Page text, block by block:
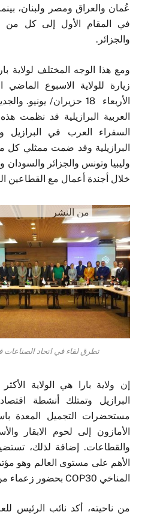
عُمان والعراق ومصر ولبنان،
في المقام الأول إلى كل من
والجزائر.
ومع هذا الوجه المختلف لولاية
الأربعاء 18 حزيران/
العربية البرازيلية قد نظمت
السفراء العرب في البرازيل
البرازيلية وقد ضمت ممثلي كل
وليبيا وتونس والجزائر والسودان
خلال أجندة أعمال مع القطاعين
من النشر
تطرق لقاء في اتحاد الصناعات
إن ولاية بارا هي الولاية
البرازيل وتمتلك أنشطة
مستحضرات التجميل المعدة
الأمازون إلى لحوم الابقار
والقطاعات. إضافة لذلك،
الأهم على مستوى العالم وهو
المناخي COP30 بحضور زعماء من العالم أجمع.
من ناحيته، أكد نائب الرئيس